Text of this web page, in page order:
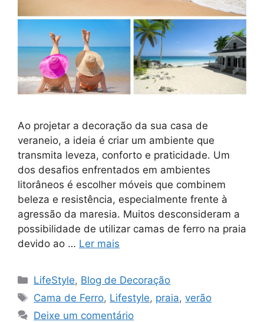
Ao projetar a decoração da sua casa de
veraneio, a ideia é criar um ambiente que
transmita leveza, conforto e praticidade. Um
dos desafios enfrentados em ambientes
litorâneos é escolher móveis que combinem
beleza e resistência, especialmente frente à
agressão da maresia. Muitos desconsideram a
possibilidade de utilizar camas de ferro na praia
devido ao … Ler mais
Categorias
LifeStyle, Blog de Decoração
Tags
Cama de Ferro, Lifestyle, praia,verão
Deixe um comentário